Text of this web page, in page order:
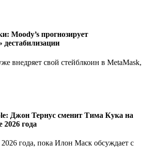
Moody’s прогнозирует
дестабилизации
внедряет свой стейблкоин в MetaMask,
Джон Тернус сменит Тима Кука на
2026 года
года, пока Илон Маск обсуждает с